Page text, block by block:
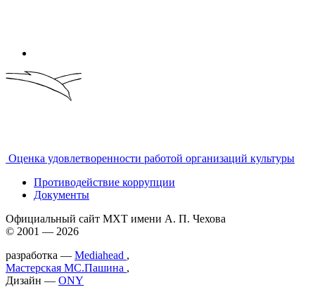
Оценка удовлетворенности работой организаций культуры
Противодействие коррупции
Документы
Официальный сайт МХТ имени А. П. Чехова
© 2001 — 2026
разработка — Mediahead ,
Мастерская МС.Пашина ,
Дизайн — ONY